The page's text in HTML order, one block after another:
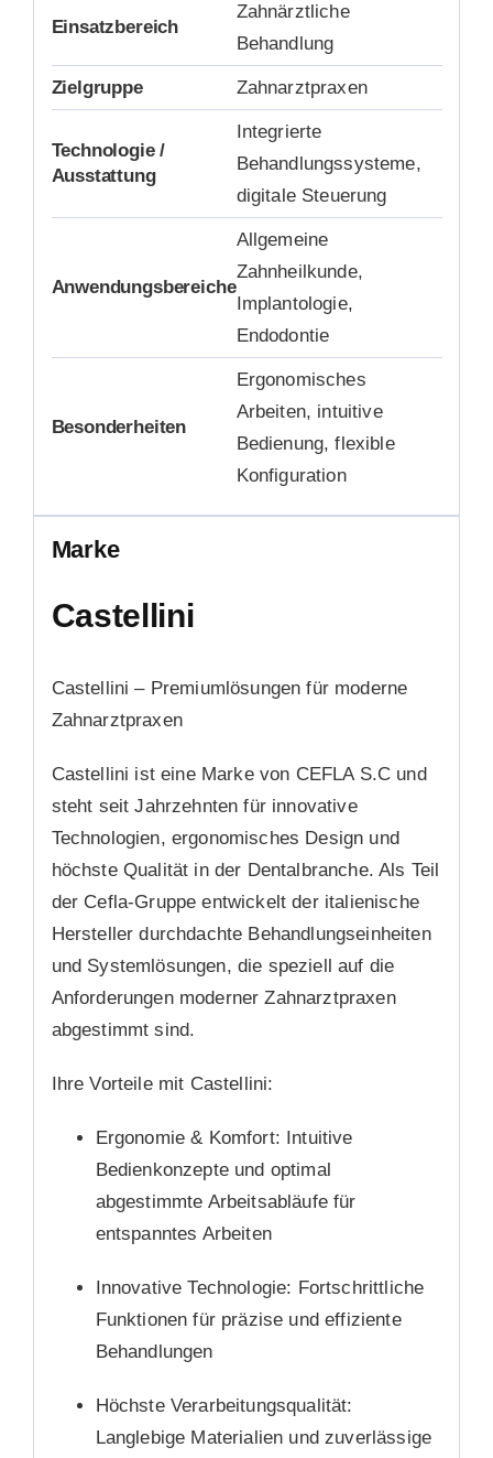
Einsatzbereich
Zahnärztliche
Behandlung
Zielgruppe Zahnarztpraxen
Technologie /
Ausstattung
Integrierte
Behandlungssysteme,
digitale Steuerung
Anwendungsbereiche
Allgemeine
Zahnheilkunde,
Implantologie,
Endodontie
Besonderheiten
Ergonomisches
Arbeiten, intuitive
Bedienung, flexible
Konfiguration
Marke
Castellini
Castellini – Premiumlösungen für moderne
Zahnarztpraxen
Castellini ist eine Marke von CEFLA S.C und
steht seit Jahrzehnten für innovative
Technologien, ergonomisches Design und
höchste Qualität in der Dentalbranche. Als Teil
der Cefla-Gruppe entwickelt der italienische
Hersteller durchdachte Behandlungseinheiten
und Systemlösungen, die speziell auf die
Anforderungen moderner Zahnarztpraxen
abgestimmt sind.
Ihre Vorteile mit Castellini:
Ergonomie & Komfort: Intuitive
Bedienkonzepte und optimal
abgestimmte Arbeitsabläufe für
entspanntes Arbeiten
Innovative Technologie: Fortschrittliche
Funktionen für präzise und effiziente
Behandlungen
Höchste Verarbeitungsqualität:
Langlebige Materialien und zuverlässige